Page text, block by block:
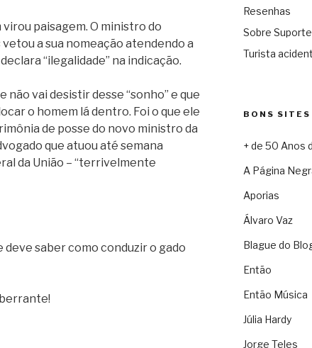
paisagem. O ministro do
a sua nomeação atendendo a
“ilegalidade” na indicação.
vai desistir desse “sonho” e que
o homem lá dentro. Foi o que ele
de posse do novo ministro da
que atuou até semana
da União – “terrivelmente
saber como conduzir o gado
Resenhas
Sobre
Turista
BONS SITES
+ de 50 Anos
A Página
Aporias
Álvaro Vaz
Blague do
Então
Então Música
Júlia Hardy
Jorge Teles